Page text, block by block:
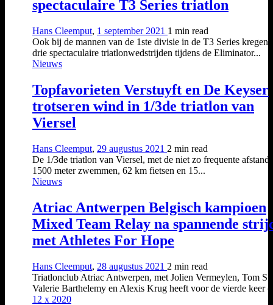
spectaculaire T3 Series triatlon
Hans Cleemput, 1 september 2021 1 min read
Ook bij de mannen van de 1ste divisie in de T3 Series kregen
drie spectaculaire triatlonwedstrijden tijdens de Eliminator...
Nieuws
Topfavorieten Verstuyft en De Keyser
trotseren wind in 1/3de triatlon van
Viersel
Hans Cleemput, 29 augustus 2021 2 min read
De 1/3de triatlon van Viersel, met de niet zo frequente
1500 meter zwemmen, 62 km fietsen en 15...
Nieuws
Atriac Antwerpen Belgisch kampioen
Mixed Team Relay na spannende
met Athletes For Hope
Hans Cleemput, 28 augustus 2021 2 min read
Triatlonclub Atriac Antwerpen, met Jolien Vermeylen, Tom
Valerie Barthelemy en Alexis Krug heeft voor de vierde keer
12 x 2020